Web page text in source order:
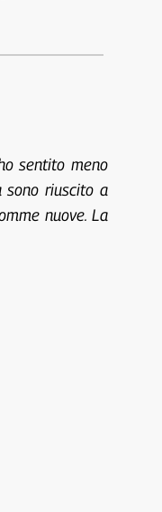
sentito meno
sono riuscito a
nuove. La